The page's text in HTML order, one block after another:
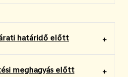
határidő előtt
meghagyás előtt